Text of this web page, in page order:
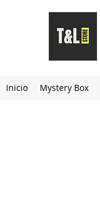
Inicio Mystery Box